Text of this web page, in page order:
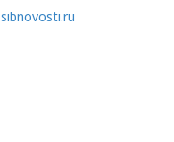
sibnovosti.ru